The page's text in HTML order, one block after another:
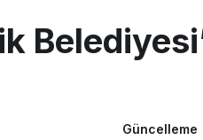
Güncelleme